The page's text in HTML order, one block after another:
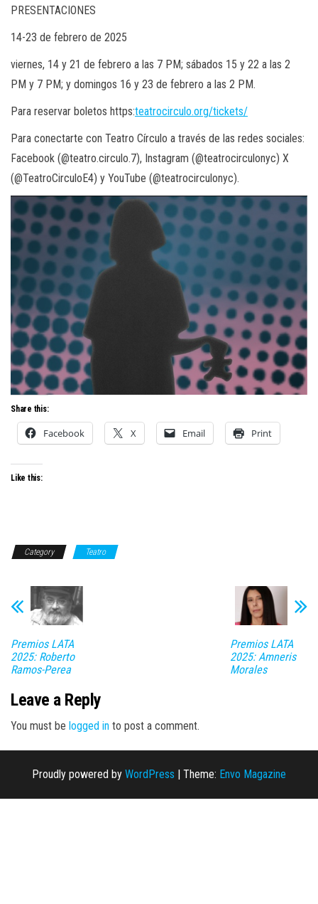
PRESENTACIONES
14-23 de febrero de 2025
viernes, 14 y 21 de febrero a las 7 PM; sábados 15 y 22 a las 2
PM y 7 PM; y domingos 16 y 23 de febrero a las 2 PM.
Para reservar boletos https:teatrocirculo.org/tickets/
Para conectarte con Teatro Círculo a través de las redes sociales:
Facebook (@teatro.circulo.7), Instagram (@teatrocirculonyc) X
(@TeatroCirculoE4) y YouTube (@teatrocirculonyc).
Share this:
Facebook X Email Print
Like this:
Category Teatro
Premios LATA
2025: Roberto
Ramos-Perea
Premios LATA
2025: Amneris
Morales
Leave a Reply
You must be logged in to post a comment.
Proudly powered by WordPress | Theme: Envo Magazine